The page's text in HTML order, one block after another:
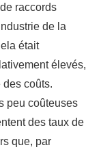
raccords
de la
était
élevés,
coûts.
peu coûteuses
des taux de
que, par